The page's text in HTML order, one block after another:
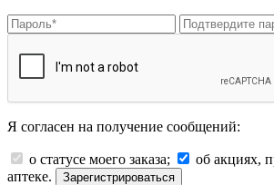
Я согласен на получение сообщений:
о статусе моего заказа;
об акциях,
аптеке.
Зарегистрироваться